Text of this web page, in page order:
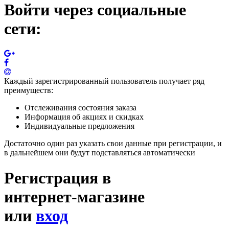
Войти через социальные
сети:
Каждый зарегистрированный пользователь получает ряд
преимуществ:
Отслеживания состояния заказа
Информация об акциях и скидках
Индивидуальные предложения
Достаточно один раз указать свои данные при регистрации, и
в дальнейшем они будут подставляться автоматически
Регистрация в
интернет-магазине
или вход